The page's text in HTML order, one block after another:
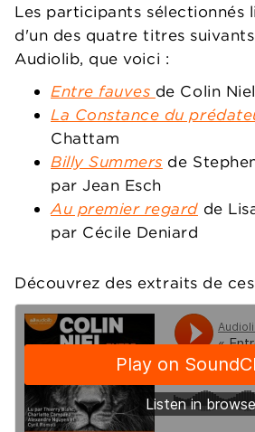
Les participants sélectionnés
d'un des quatre titres
Audiolib, que voici :
Entre fauves de Colin Niel
La Constance du
Chattam
Billy Summers de
par Jean Esch
Au premier regard de
par Cécile Deniard
Découvrez des extraits de